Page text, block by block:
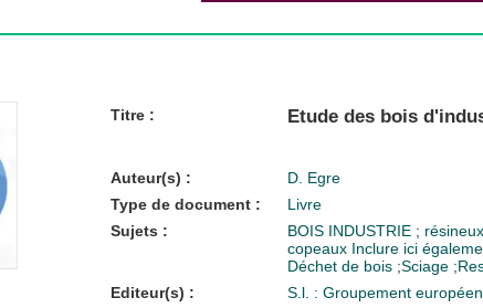
Titre : Etude des bois
Auteur(s) :
D. Egre
Type de document :
Livre
Sujets :
BOIS INDUSTRIE ; résineux
copeaux Inclure ici
Déchet de bois ;Sciage ;
Editeur(s) :
S.l. : Groupement